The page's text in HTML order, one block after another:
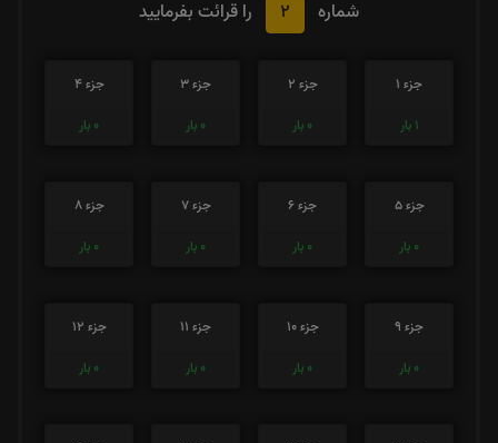
شماره
2 را قرائت بفرمایید
جزء 1
1 بار
جزء 2
0 بار
جزء 3
0 بار
جزء 4
0 بار
جزء 5
0 بار
جزء 6
0 بار
جزء 7
0 بار
جزء 8
0 بار
جزء 9
0 بار
جزء 10
0 بار
جزء 11
0 بار
جزء 12
0 بار